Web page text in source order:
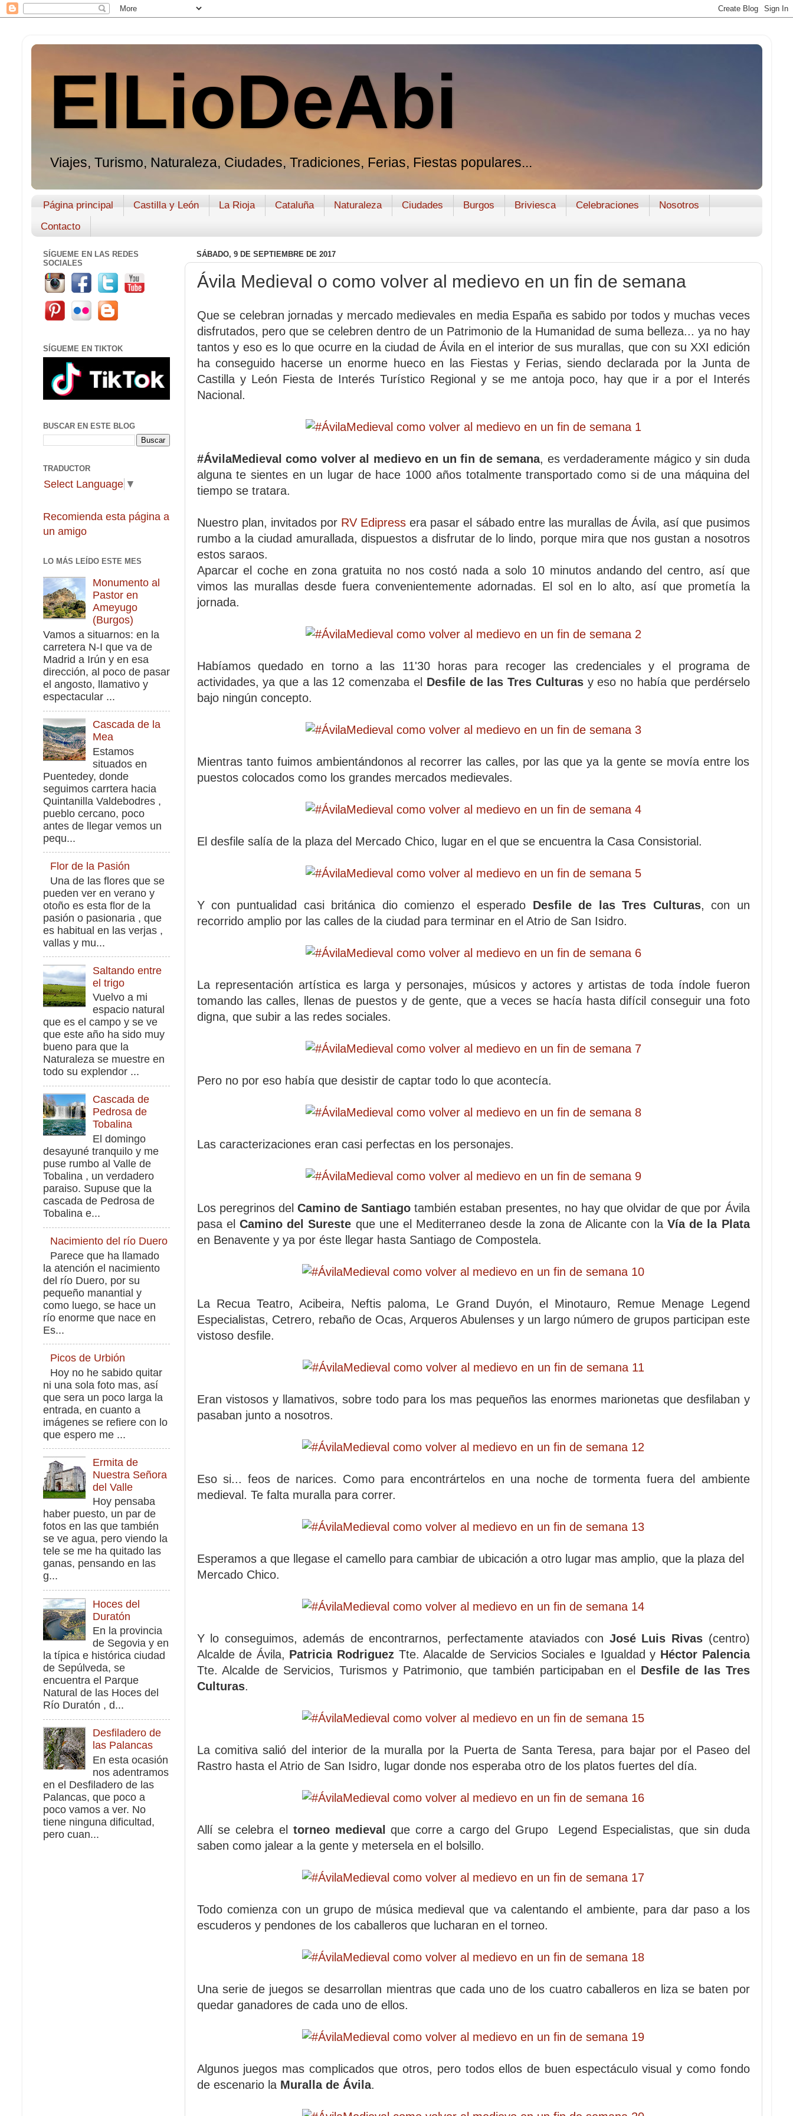
ElLioDeAbi
Viajes, Turismo, Naturaleza, Ciudades, Tradiciones, Ferias, Fiestas populares...
Página principal Castilla y León La Rioja Cataluña Naturaleza Ciudades Burgos Briviesca Celebraciones
Nosotros
Contacto
SÁBADO, 9 DE SEPTIEMBRE DE 2017
Ávila Medieval o como volver al medievo en un fin de semana
Que se celebran jornadas y mercado medievales en media España es sabido por todos y muchas veces
disfrutados, pero que se celebren dentro de un Patrimonio de la Humanidad de suma belleza... ya no hay
tantos y eso es lo que ocurre en la ciudad de Ávila en el interior de sus murallas, que con su XXI edición
ha conseguido hacerse un enorme hueco en las Fiestas y Ferias, siendo declarada por la Junta de
Castilla y León Fiesta de Interés Turístico Regional y se me antoja poco, hay que ir a por el Interés
Nacional.
#ÁvilaMedieval como volver al medievo en un fin de semana, es verdaderamente mágico y sin duda
alguna te sientes en un lugar de hace 1000 años totalmente transportado como si de una máquina del
tiempo se tratara.
Nuestro plan, invitados por RV Edipress era pasar el sábado entre las murallas de Ávila, así que pusimos
rumbo a la ciudad amurallada, dispuestos a disfrutar de lo lindo, porque mira que nos gustan a nosotros
estos saraos.
Aparcar el coche en zona gratuita no nos costó nada a solo 10 minutos andando del centro, así que
vimos las murallas desde fuera convenientemente adornadas. El sol en lo alto, así que prometía la
jornada.
Habíamos quedado en torno a las 11'30 horas para recoger las credenciales y el programa de
actividades, ya que a las 12 comenzaba el Desfile de las Tres Culturasy eso no había que perdérselo
bajo ningún concepto.
Mientras tanto fuimos ambientándonos al recorrer las calles, por las que ya la gente se movía entre los
puestos colocados como los grandes mercados medievales.
El desfile salía de la plaza del Mercado Chico, lugar en el que se encuentra la Casa Consistorial.
Y con puntualidad casi británica dio comienzo el esperado Desfile de las Tres Culturas, con un
recorrido amplio por las calles de la ciudad para terminar en el Atrio de San Isidro.
La representación artística es larga y personajes, músicos y actores y artistas de toda índole fueron
tomando las calles, llenas de puestos y de gente, que a veces se hacía hasta difícil conseguir una foto
digna, que subir a las redes sociales.
Pero no por eso había que desistir de captar todo lo que acontecía.
Las caracterizaciones eran casi perfectas en los personajes.
Los peregrinos del Camino de Santiago también estaban presentes, no hay que olvidar de que por Ávila
pasa el Camino del Sureste que une el Mediterraneo desde la zona de Alicante con la Vía de la Plata
en Benavente y ya por éste llegar hasta Santiago de Compostela.
La Recua Teatro, Acibeira, Neftis paloma, Le Grand Duyón, el Minotauro, Remue Menage Legend
Especialistas, Cetrero, rebaño de Ocas, Arqueros Abulenses y un largo número de grupos participan este
vistoso desfile.
Eran vistosos y llamativos, sobre todo para los mas pequeños las enormes marionetas que desfilaban y
pasaban junto a nosotros.
Eso si... feos de narices. Como para encontrártelos en una noche de tormenta fuera del ambiente
medieval. Te falta muralla para correr.
Esperamos a que llegase el camello para cambiar de ubicación a otro lugar mas amplio, que la plaza del
Mercado Chico.
Y lo conseguimos, además de encontrarnos, perfectamente ataviados con José Luis Rivas(centro)
Alcalde de Ávila, Patricia Rodriguez Tte. Alacalde de Servicios Sociales e Igualdad y Héctor Palencia
Tte. Alcalde de Servicios, Turismos y Patrimonio, que también participaban en el Desfile de las Tres
Culturas.
La comitiva salió del interior de la muralla por la Puerta de Santa Teresa, para bajar por el Paseo del
Rastro hasta el Atrio de San Isidro, lugar donde nos esperaba otro de los platos fuertes del día.
Allí se celebra el torneo medieval que corre a cargo del Grupo Legend Especialistas, que sin duda
saben como jalear a la gente y metersela en el bolsillo.
Todo comienza con un grupo de música medieval que va calentando el ambiente, para dar paso a los
escuderos y pendones de los caballeros que lucharan en el torneo.
Una serie de juegos se desarrollan mientras que cada uno de los cuatro caballeros en liza se baten por
quedar ganadores de cada uno de ellos.
Algunos juegos mas complicados que otros, pero todos ellos de buen espectáculo visual y como fondo
de escenario la Muralla de Ávila.
SÍGUEME EN LAS REDES
SOCIALES
SÍGUEME EN TIKTOK
BUSCAR EN ESTE BLOG
TRADUCTOR
Select Language ▼
Recomienda esta página a
un amigo
LO MÁS LEÍDO ESTE MES
Monumento al
Pastor en
Ameyugo
(Burgos)
Vamos a situarnos: en la
carretera N-I que va de
Madrid a Irún y en esa
dirección, al poco de pasar
el angosto, llamativo y
espectacular ...
Cascada de la
Mea
Estamos
situados en
Puentedey, donde
seguimos carrtera hacia
Quintanilla Valdebodres ,
pueblo cercano, poco
antes de llegar vemos un
pequ...
Flor de la Pasión
Una de las flores que se
pueden ver en verano y
otoño es esta flor de la
pasión o pasionaria , que
es habitual en las verjas ,
vallas y mu...
Saltando entre
el trigo
Vuelvo a mi
espacio natural
que es el campo y se ve
que este año ha sido muy
bueno para que la
Naturaleza se muestre en
todo su explendor ...
Cascada de
Pedrosa de
Tobalina
El domingo
desayuné tranquilo y me
puse rumbo al Valle de
Tobalina , un verdadero
paraiso. Supuse que la
cascada de Pedrosa de
Tobalina e...
Nacimiento del río Duero
Parece que ha llamado
la atención el nacimiento
del río Duero, por su
pequeño manantial y
como luego, se hace un
río enorme que nace en
Es...
Picos de Urbión
Hoy no he sabido quitar
ni una sola foto mas, así
que sera un poco larga la
entrada, en cuanto a
imágenes se refiere con lo
que espero me ...
Ermita de
Nuestra Señora
del Valle
Hoy pensaba
haber puesto, un par de
fotos en las que también
se ve agua, pero viendo la
tele se me ha quitado las
ganas, pensando en las
g...
Hoces del
Duratón
En la provincia
de Segovia y en
la típica e histórica ciudad
de Sepúlveda, se
encuentra el Parque
Natural de las Hoces del
Río Duratón , d...
Desfiladero de
las Palancas
En esta ocasión
nos adentramos
en el Desfiladero de las
Palancas, que poco a
poco vamos a ver. No
tiene ninguna dificultad,
pero cuan...